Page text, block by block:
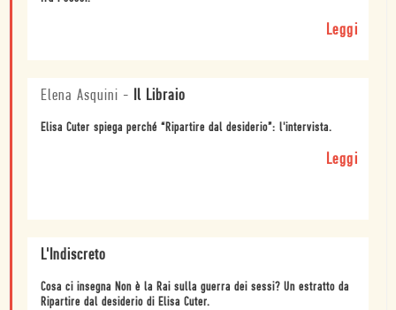
Leggi
Elena Asquini - Il Libraio
Elisa Cuter spiega perché “Ripartire dal desiderio”: l'intervista.
Leggi
L'Indiscreto
Cosa ci insegna Non è la Rai sulla guerra dei sessi? Un estratto da
Ripartire dal desiderio di Elisa Cuter.